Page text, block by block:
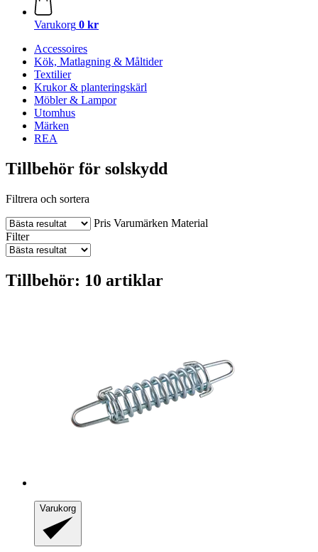
Varukorg 0 kr
Accessoires
Kök, Matlagning & Måltider
Textilier
Krukor & planteringskärl
Möbler & Lampor
Utomhus
Märken
REA
Tillbehör för solskydd
Filtrera och sortera
Pris Varumärken Material
Filter
Tillbehör: 10 artiklar
Varukorg